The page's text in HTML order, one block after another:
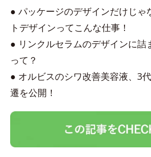
● パッケージのデザインだけじゃ
トデザインってこんな仕事！
● リンクルセラムのデザインに詰
って？
● オルビスのシワ改善美容液、3
遷を公開！